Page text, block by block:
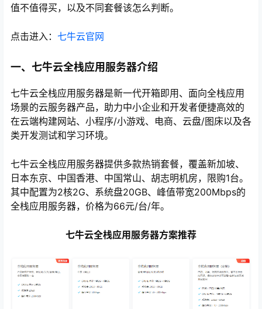
值不值得买，以及不同套餐该怎么判断。
点击进入： 七牛云官网
一、七牛云全栈应用服务器介绍
七牛云全栈应用服务器是新一代开箱即用、面向全栈应用
场景的云服务器产品，助力中小企业和开发者便捷高效的
在云端构建网站、小程序/小游戏、电商、云盘/图床以及各
类开发测试和学习环境。
七牛云全栈应用服务器提供多款热销套餐，覆盖新加坡、
日本东京、中国香港、中国常山、胡志明机房，限购1台。
其中配置为2核2G、系统盘20GB、峰值带宽200Mbps的
全栈应用服务器，价格为66元/台/年。
七牛云全栈应用服务器方案推荐